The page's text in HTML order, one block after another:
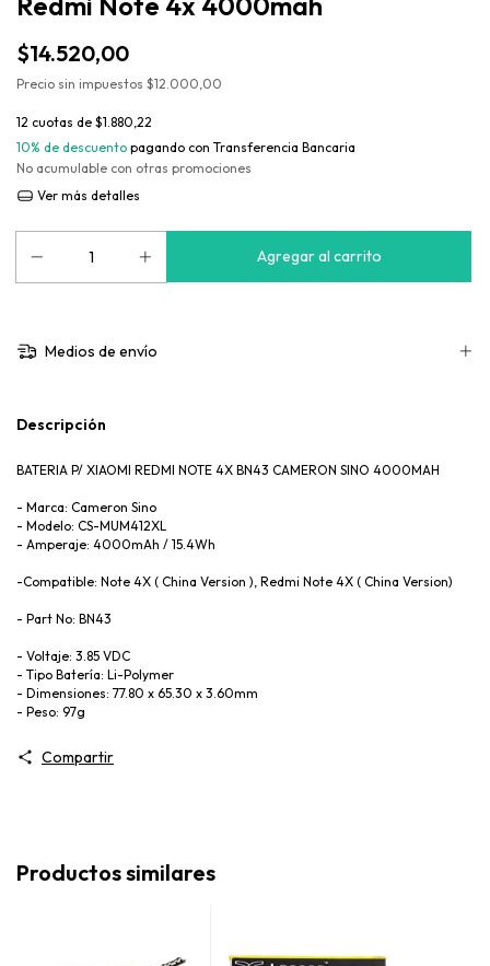
$14.520,00
Precio sin impuestos $12.000,00
12 cuotas de $1.880,22
10% de descuento pagando con Transferencia Bancaria
No acumulable con otras promociones
Ver más detalles
Medios de envío
Descripción
BATERIA P/ XIAOMI REDMI NOTE 4X BN43 CAMERON SINO 4000MAH
- Marca: Cameron Sino
- Modelo: CS-MUM412XL
- Amperaje: 4000mAh / 15.4Wh
-Compatible: Note 4X ( China Version ), Redmi Note 4X ( China Version)
- Part No: BN43
- Voltaje: 3.85 VDC
- Tipo Batería: Li-Polymer
- Dimensiones: 77.80 x 65.30 x 3.60mm
- Peso: 97g
Compartir
Productos similares